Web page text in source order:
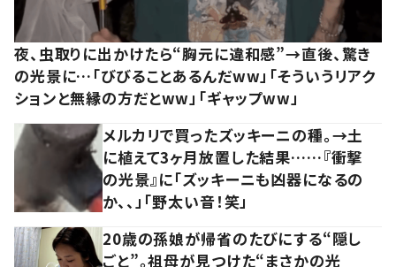
夜、虫取りに出かけたら“胸元に違和感”→直後、驚き
の光景に…「びびることあるんだww」「そういうリアク
ションと無縁の方だとww」「ギャップww」
メルカリで買ったズッキーニの種。→土
に植えて3ヶ月放置した結果……『衝撃
の光景』に「ズッキーニも凶器になるの
か、、」「野太い音！笑」
20歳の孫娘が帰省のたびにする“隠し
ごと”。祖母が見つけた“まさかの光